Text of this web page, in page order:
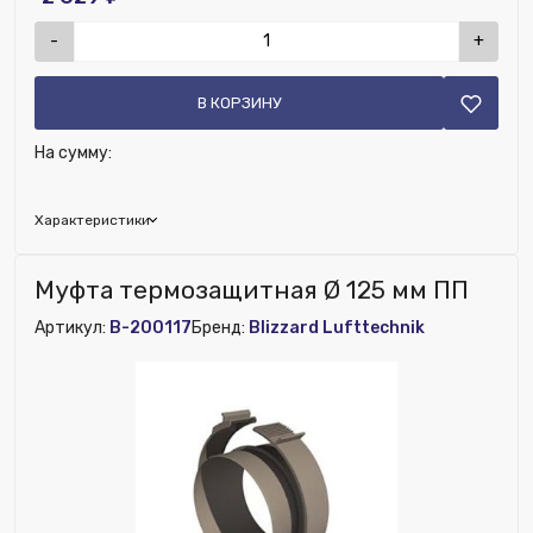
Характеристики
- +
В КОРЗИНУ
На сумму:
Наличие рекуператора:
Номенклатура:
Адаптер термозащитный Ø 125-160 мм
пластик
Муфта термозащитная Ø 125 мм ПП
Артикул: B-200117Бренд: Blizzard Lufttechnik